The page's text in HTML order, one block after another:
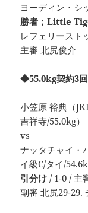
ヨーディン・シ
勝者；Little
レフェリースト
主審 北尻俊介
◆55.0kg契約3
小笠原 裕典（
吉祥寺/55.0kg）
vs
ナッタチャイ・
イ級C/タイ/
引分け / 1-0 / 主
副審 北尻29-29.